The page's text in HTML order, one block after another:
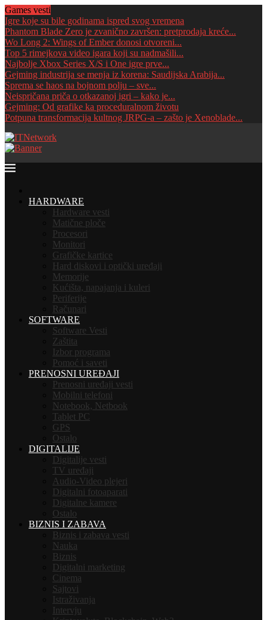
Games vesti
Igre koje su bile godinama ispred svog vremena
Phantom Blade Zero je zvanično završen: pretprodaja kreće...
Wo Long 2: Wings of Ember donosi otvoreni...
Top 5 rimejkova video igara koji su nadmašili...
Najbolje Xbox Series X/S i One igre prve...
Gejming industrija se menja iz korena: Saudijska Arabija...
Sprema se haos na bojnom polju – sve...
Neispričana priča o otkazanoj igri – kako je...
Gejming: Od grafike ka proceduralnom životu
Potpuna transformacija kultnog JRPG-a – zašto je Xenoblade...
HARDWARE
Hardware vesti
Matične ploče
Procesori
Monitori
Grafičke kartice
Hard diskovi i optički uređaji
Memorije
Kućišta, napajanja i kuleri
Periferije
Računari
SOFTWARE
Software Vesti
Zaštita
Izbor programa
Pomoć i saveti
PRENOSNI UREĐAJI
Prenosni uređaji vesti
Mobilni telefoni
Notebook, Netbook
Tablet PC
GPS
Ostalo
DIGITALIJE
Digitalije vesti
TV uređaji
Audio-Video plejeri
Digitalni fotoaparati
Digitalne kamere
Ostalo
BIZNIS I ZABAVA
Biznis i zabava vesti
Nauka
Biznis
Digitalni marketing
Cinema
Sajtovi
Istraživanja
Intervju